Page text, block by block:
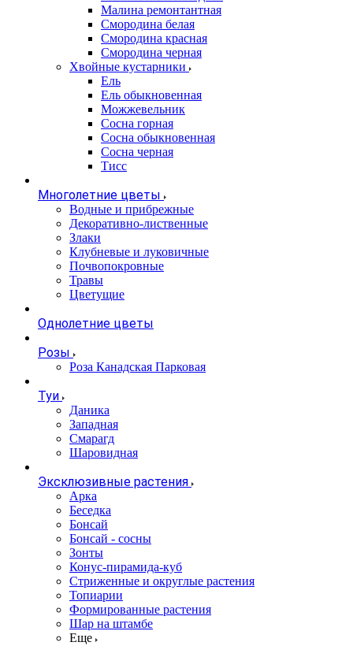
Малина ремонтантная
Смородина белая
Смородина красная
Смородина черная
Хвойные кустарники
Ель
Ель обыкновенная
Можжевельник
Сосна горная
Сосна обыкновенная
Сосна черная
Тисс
Многолетние цветы
Водные и прибрежные
Декоративно-лиственные
Злаки
Клубневые и луковичные
Почвопокровные
Травы
Цветущие
Однолетние цветы
Розы
Роза Канадская Парковая
Туи
Даника
Западная
Смарагд
Шаровидная
Эксклюзивные растения
Арка
Беседка
Бонсай
Бонсай - сосны
Зонты
Конус-пирамида-куб
Стриженные и округлые растения
Топиарии
Формированные растения
Шар на штамбе
Еще